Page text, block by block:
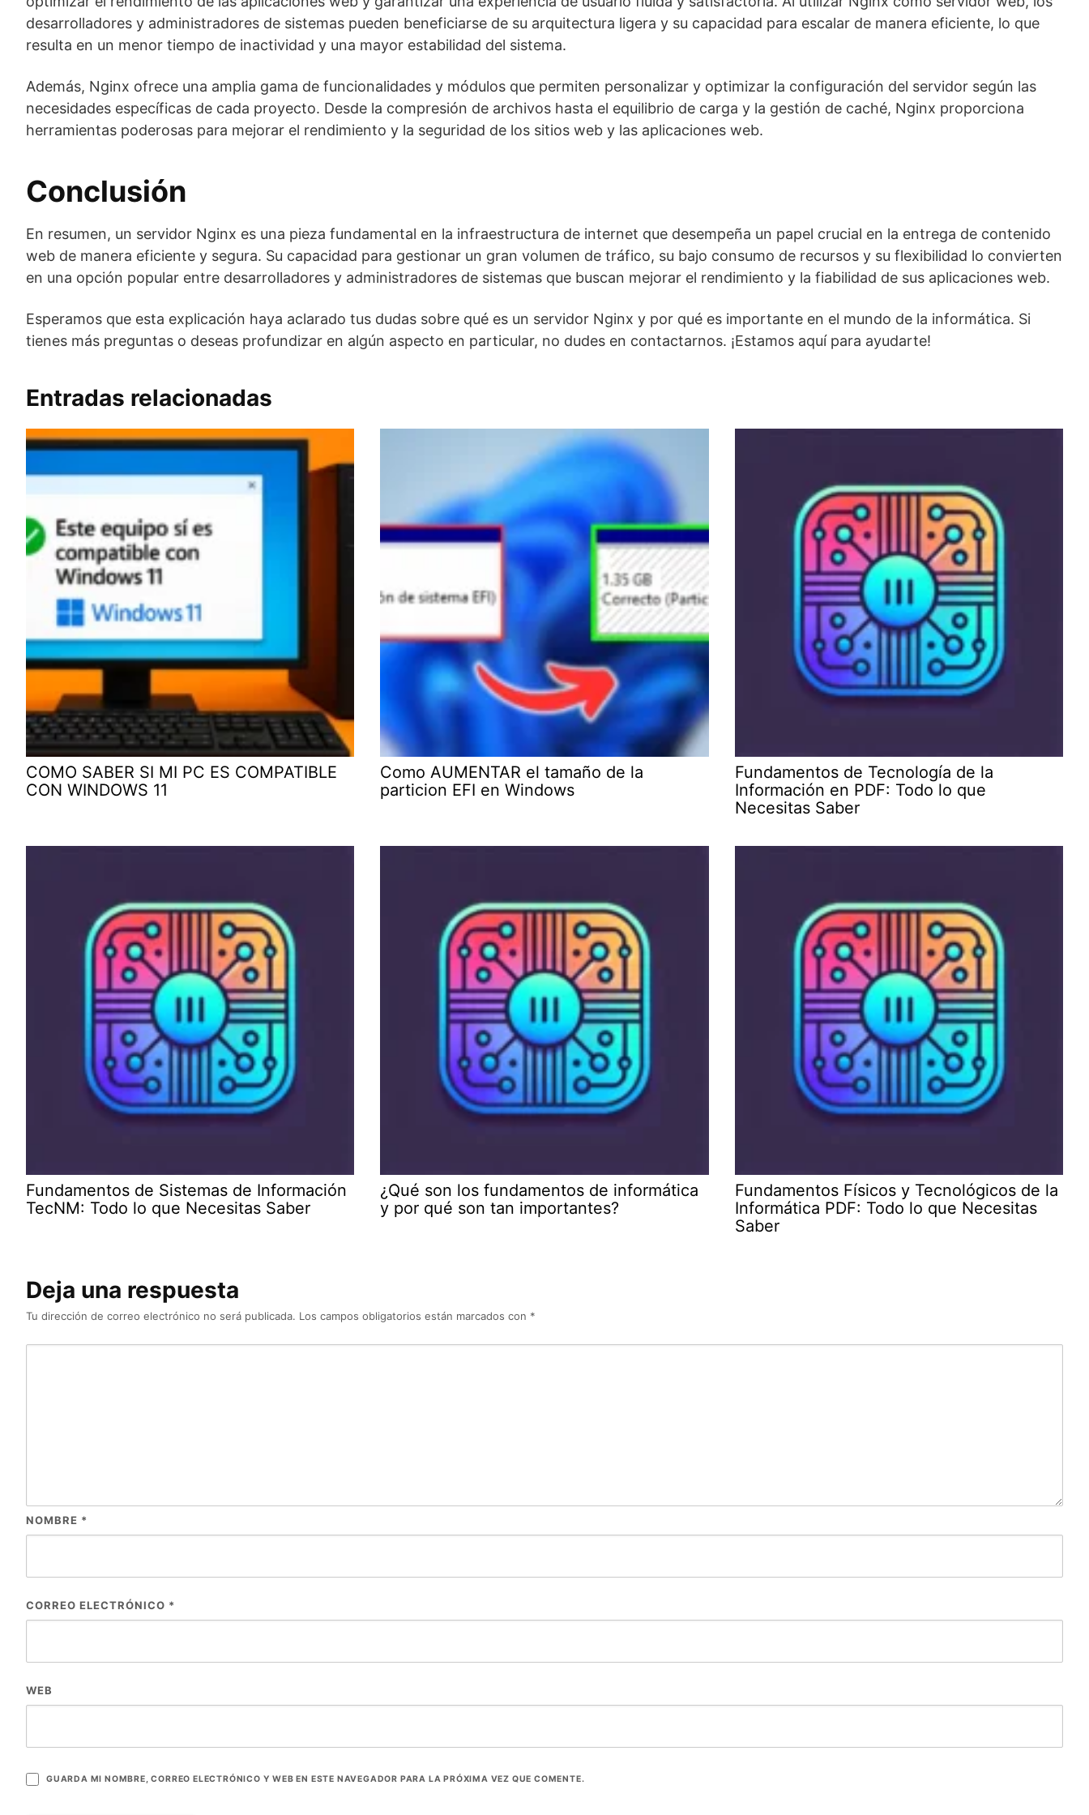
desarrolladores y administradores de sistemas pueden beneficiarse de su arquitectura ligera y su capacidad para escalar de manera eficiente, lo que
resulta en un menor tiempo de inactividad y una mayor estabilidad del sistema.
Además, Nginx ofrece una amplia gama de funcionalidades y módulos que permiten personalizar y optimizar la configuración del servidor según las
necesidades específicas de cada proyecto. Desde la compresión de archivos hasta el equilibrio de carga y la gestión de caché, Nginx proporciona
herramientas poderosas para mejorar el rendimiento y la seguridad de los sitios web y las aplicaciones web.
Conclusión
En resumen, un servidor Nginx es una pieza fundamental en la infraestructura de internet que desempeña un papel crucial en la entrega de contenido
web de manera eficiente y segura. Su capacidad para gestionar un gran volumen de tráfico, su bajo consumo de recursos y su flexibilidad lo convierten
en una opción popular entre desarrolladores y administradores de sistemas que buscan mejorar el rendimiento y la fiabilidad de sus aplicaciones web.
Esperamos que esta explicación haya aclarado tus dudas sobre qué es un servidor Nginx y por qué es importante en el mundo de la informática. Si
tienes más preguntas o deseas profundizar en algún aspecto en particular, no dudes en contactarnos. ¡Estamos aquí para ayudarte!
Entradas relacionadas
COMO SABER SI MI PC ES COMPATIBLE
CON WINDOWS 11
Como AUMENTAR el tamaño de la
particion EFI en Windows
Fundamentos de Tecnología de la
Información en PDF: Todo lo que
Necesitas Saber
Fundamentos de Sistemas de Información
TecNM: Todo lo que Necesitas Saber
¿Qué son los fundamentos de informática
y por qué son tan importantes?
Fundamentos Físicos y Tecnológicos de la
Informática PDF: Todo lo que Necesitas
Saber
Deja una respuesta
Tu dirección de correo electrónico no será publicada. Los campos obligatorios están marcados con *
NOMBRE *
CORREO ELECTRÓNICO *
WEB
GUARDA MI NOMBRE, CORREO ELECTRÓNICO Y WEB EN ESTE NAVEGADOR PARA LA PRÓXIMA VEZ QUE COMENTE.